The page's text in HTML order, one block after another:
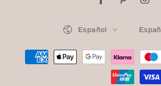
FacebookPinterest
Español
Métodos